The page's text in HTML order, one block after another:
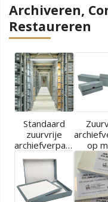
Archiveren,
Restaureren
Standaard
zuurvrije
archiefverpakkingen
op